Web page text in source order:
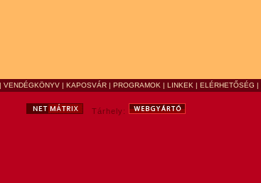
VENDÉGKÖNYV| KAPOSVÁR| PROGRAMOK | LINKEK | ELÉRHETŐSÉG |
Tárhely: